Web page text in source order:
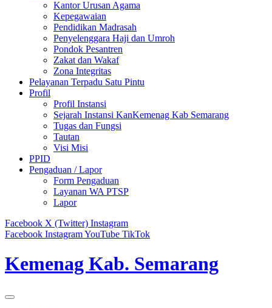
Kantor Urusan Agama
Kepegawaian
Pendidikan Madrasah
Penyelenggara Haji dan Umroh
Pondok Pesantren
Zakat dan Wakaf
Zona Integritas
Pelayanan Terpadu Satu Pintu
Profil
Profil Instansi
Sejarah Instansi KanKemenag Kab Semarang
Tugas dan Fungsi
Tautan
Visi Misi
PPID
Pengaduan / Lapor
Form Pengaduan
Layanan WA PTSP
Lapor
Facebook X (Twitter) Instagram
Facebook InstagramYouTube TikTok
Kemenag Kab. Semarang